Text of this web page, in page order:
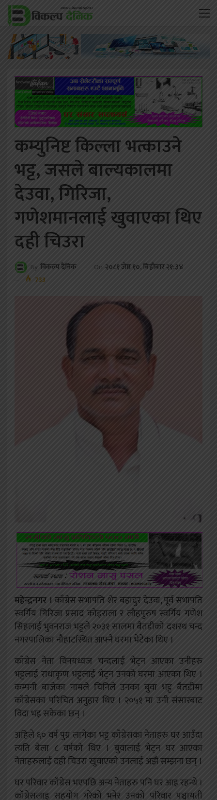
कम्युनिष्ट किल्ला भत्काउने
भट्ट, जसले बाल्यकालमा
देउवा, गिरिजा,
गणेशमानलाई खुवाएका थिए
दही चिउरा
By विकल्प दैनिक On २०८१ जेष्ठ १०, बिहीबार २१:३४
733
महेन्द्रनगर । काँग्रेस सभापति शेर बहादुर देउवा, पूर्व सभापति
स्वर्गिय गिरिजा प्रसाद कोइराला र लौहपुरुष स्वर्गिय गणेश
सिहलाई भुवनराज भट्टले २०३१ सालमा बैतडीको दशरथ चन्द
नगरपालिका नौहाटस्थित आफ्नै घरमा भेटेका थिए ।
काँग्रेस नेता विनयध्वज चन्दलाई भेट्न आएका उनीहरु
भट्टलाई राधाकृण भट्टलाई भेट्न उनको घरमा आएका थिए ।
कम्पनी बाजेका नामले चिनिले उनका बुवा भट्ट बैतडीमा
काँग्रेसका परिचित अनुहार थिए । २०५१ मा उनी संसारबाट
विदा भइ सकेका छन् ।
अहिले ६० वर्ष पुग्न लागेका भट्ट काँग्रेसका नेताहरु घर आउँदा
त्यति बेला ८ वर्षको थिए । बुवालाई भेट्न घर आएका
नेताहरुलाई दही चिउरा खुवाएको उनलाई अझै सम्झना छन् ।
घर परिवार काँग्रेस भएपछि अन्य नेताहरु पनि घर आइ रहन्थे ।
काँग्रेसलाइ सहयोग गरेको भनेर उनको परिवार पञ्चायती